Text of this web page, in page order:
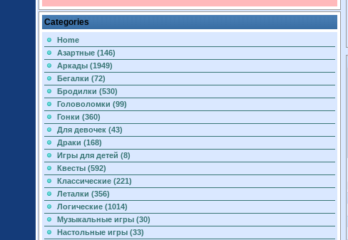
Categories
Home
Азартные (146)
Аркады (1949)
Бегалки (72)
Бродилки (530)
Головоломки (99)
Гонки (360)
Для девочек (43)
Драки (168)
Игры для детей (8)
Квесты (592)
Классические (221)
Леталки (356)
Логические (1014)
Музыкальные игры (30)
Настольные игры (33)